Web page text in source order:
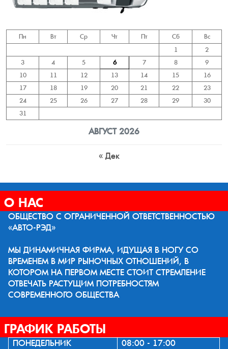
АВГУСТ 2026
Пн Вт Ср Чт Пт Сб
Вс
1
2
3
4 5 6 7 8
9
10
11 12 13 14 15
16
17
18 19 20 21 22
23
24
25 26 27 28 29
30
31
« Дек
О НАС
ОБЩЕСТВО С ОГРАНИЧЕННОЙ ОТВЕТСТВЕННОСТЬЮ
«АВТО-РЭД»
МЫ ДИНАМИЧНАЯ ФИРМА, ИДУЩАЯ В НОГУ СО
ВРЕМЕНЕМ В МИР РЫНОЧНЫХ ОТНОШЕНИЙ, В
КОТОРОМ НА ПЕРВОМ МЕСТЕ СТОИТ СТРЕМЛЕНИЕ
ОТВЕЧАТЬ РАСТУЩИМ ПОТРЕБНОСТЯМ
СОВРЕМЕННОГО ОБЩЕСТВА
ГРАФИК РАБОТЫ
ПОНЕДЕЛЬНИК
08:00 - 17:00